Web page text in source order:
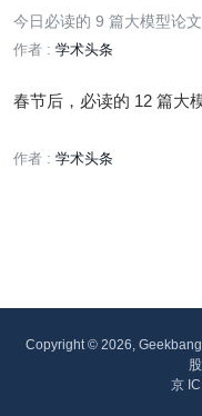
今日必读的 9 篇大模型论文
作者 : 学术头条
春节后，必读的 12 篇大
作者 : 学术头条
Copyright © 2026,
京